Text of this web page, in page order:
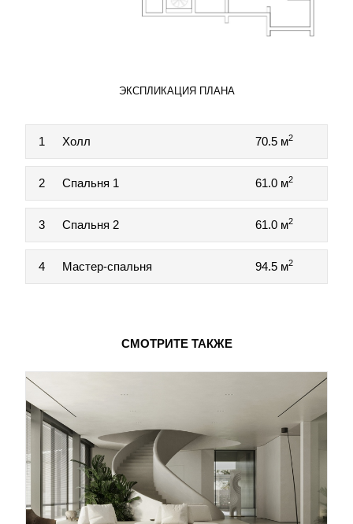
ЭКСПЛИКАЦИЯ ПЛАНА
1 Холл 70.5 м2
2 Спальня 1 61.0 м2
3 Спальня 2 61.0 м2
4 Мастер-спальня 94.5 м2
СМОТРИТЕ ТАКЖЕ